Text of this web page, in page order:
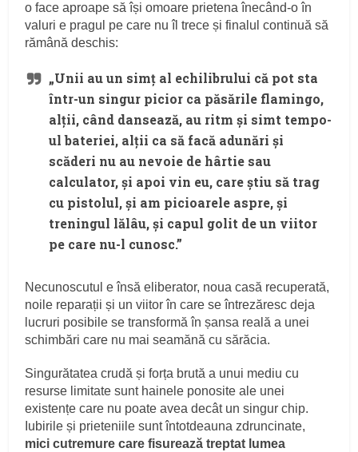
o face aproape să își omoare prietena înecând-o în
valuri e pragul pe care nu îl trece și finalul continuă să
rămână deschis:
„Unii au un simț al echilibrului că pot sta
într-un singur picior ca păsările flamingo,
alții, când dansează, au ritm și simt tempo-
ul bateriei, alții ca să facă adunări și
scăderi nu au nevoie de hârtie sau
calculator, și apoi vin eu, care știu să trag
cu pistolul, și am picioarele aspre, și
treningul lălâu, și capul golit de un viitor
pe care nu-l cunosc.”
Necunoscutul e însă eliberator, noua casă recuperată,
noile reparații și un viitor în care se întrezăresc deja
lucruri posibile se transformă în șansa reală a unei
schimbări care nu mai seamănă cu sărăcia.
Singurătatea crudă și forța brută a unui mediu cu
resurse limitate sunt hainele ponosite ale unei
existențe care nu poate avea decât un singur chip.
Iubirile și prieteniile sunt întotdeauna zdruncinate,
mici cutremure care fisurează treptat lumea